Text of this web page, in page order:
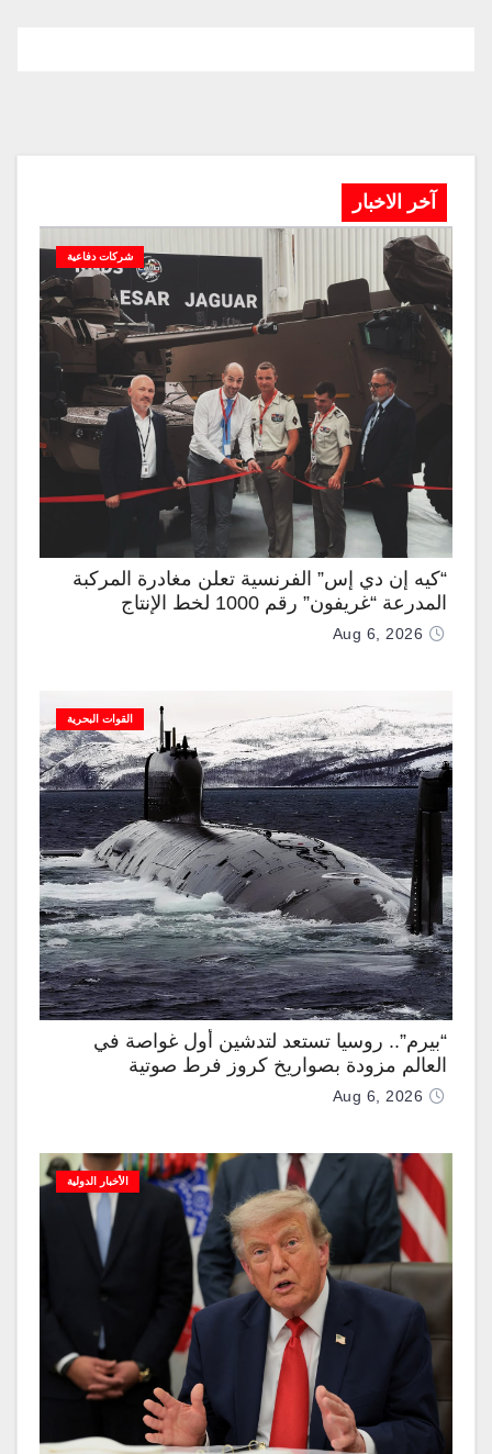
آخر الاخبار
شركات دفاعية
“كيه إن دي إس” الفرنسية تعلن مغادرة المركبة
المدرعة “غريفون” رقم 1000 لخط الإنتاج
Aug 6, 2026
القوات البحرية
“بيرم”.. روسيا تستعد لتدشين أول غواصة في
العالم مزودة بصواريخ كروز فرط صوتية
Aug 6, 2026
الأخبار الدولية